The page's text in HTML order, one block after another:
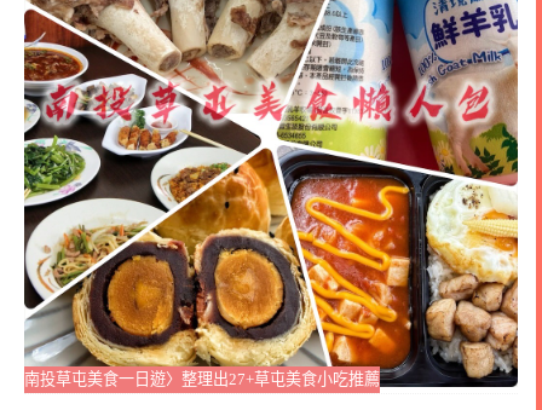
南投草屯美食一日遊〉整理出27+草屯美食小吃推薦